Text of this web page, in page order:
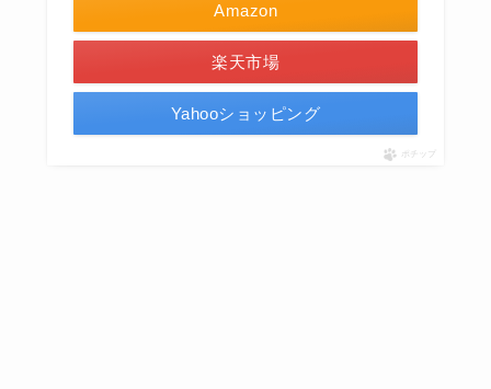
Amazon
楽天市場
Yahooショッピング
ポチップ